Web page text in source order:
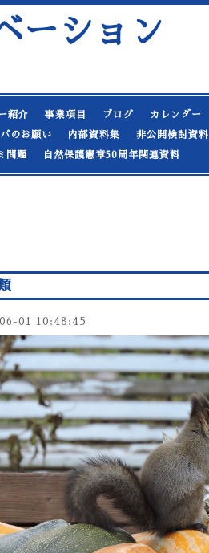
ーション
紹介 事業項目 ブログ カレンダー
のお願い 内部資料集 非公開検討資料
問題 自然保護憲章50周年関連資料
01 10:48:45